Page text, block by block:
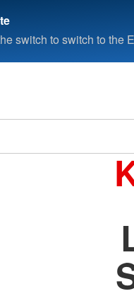
switch to switch to the